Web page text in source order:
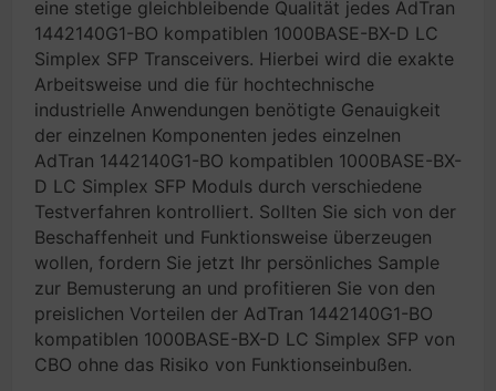
eine stetige gleichbleibende Qualität jedes AdTran
1442140G1-BO kompatiblen 1000BASE-BX-D LC
Simplex SFP Transceivers. Hierbei wird die exakte
Arbeitsweise und die für hochtechnische
industrielle Anwendungen benötigte Genauigkeit
der einzelnen Komponenten jedes einzelnen
AdTran 1442140G1-BO kompatiblen 1000BASE-BX-
D LC Simplex SFP Moduls durch verschiedene
Testverfahren kontrolliert. Sollten Sie sich von der
Beschaffenheit und Funktionsweise überzeugen
wollen, fordern Sie jetzt Ihr persönliches Sample
zur Bemusterung an und profitieren Sie von den
preislichen Vorteilen der AdTran 1442140G1-BO
kompatiblen 1000BASE-BX-D LC Simplex SFP von
CBO ohne das Risiko von Funktionseinbußen.